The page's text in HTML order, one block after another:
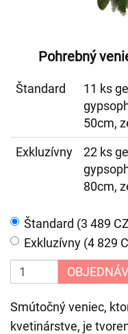
Pohrebný
Štandard
11 ks
50cm,
Exkluzívny
22 ks
80cm,
Štandard (3 489
Exkluzívny (4 829
Smútočný veniec,
kvetinárstve, je